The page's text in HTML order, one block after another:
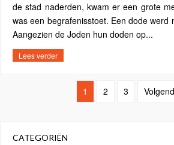
de stad naderden, kwam er een grote
was een begrafenisstoet. Een dode werd
Aangezien de Joden hun doden op...
Lees verder
1 2 3
CATEGORIËN